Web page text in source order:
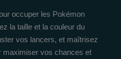
occuper les Pokémon
la taille et la couleur du
vos lancers, et maîtrisez
maximiser vos chances et